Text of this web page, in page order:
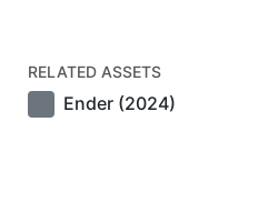
RELATED ASSETS
Ender (2024)